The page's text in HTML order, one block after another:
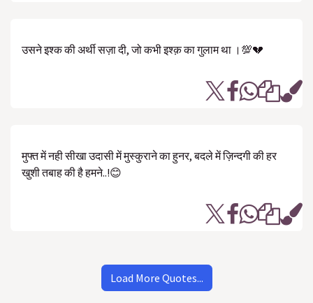
उसने इश्क की अर्थी सज़ा दी, जो कभी इश्क़ का गुलाम था ।💯💔
मुफ्त में नही सीखा उदासी में मुस्कुराने का हुनर, बदले में ज़िन्दगी की हर
खुशी तबाह की है हमने..!😊
Load More Quotes...